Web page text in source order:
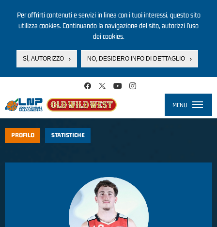
Per offrirti contenuti e servizi in linea con i tuoi interessi, questo sito
utilizza cookies. Continuando la navigazione del sito, autorizzi l’uso
dei cookies.
SÌ, AUTORIZZO NO, DESIDERO INFO DI DETTAGLIO
MENU
PROFILO STATISTICHE